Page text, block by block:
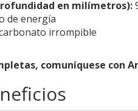
en milímetros):
de energía
irrompible
comuníquese con